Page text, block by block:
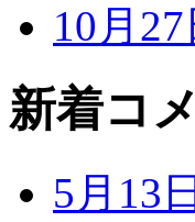
10月
新着コ
5月13